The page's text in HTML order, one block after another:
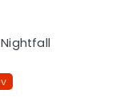
Nightfall